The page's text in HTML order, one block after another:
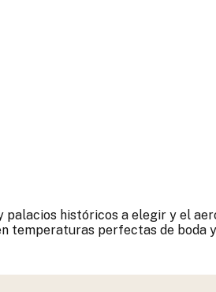
históricos a elegir y el
temperaturas perfectas de boda